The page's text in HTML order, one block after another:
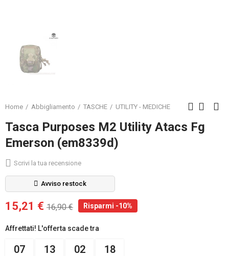
Home Abbigliamento TASCHE UTILITY - MEDICHE
Tasca Purposes M2 Utility Atacs Fg
Emerson (em8339d)
Scrivi la tua recensione
Avviso restock
15,21 € 16,90 € Risparmi -10%
Affrettati! L'offerta scade tra
07 13 02 18